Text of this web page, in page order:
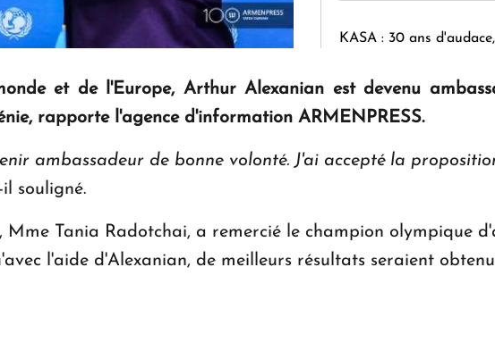
KASA : 30 ans
d'Arménie ouvrira ses
et de l'Europe, Arthur Alexanian est devenu
rapporte l'agence d'information ARMENPRESS.
ambassadeur de bonne volonté. J'ai accepté la
souligné.
Tania Radotchai, a remercié le champion olympique
l'aide d'Alexanian, de meilleurs résultats seraient